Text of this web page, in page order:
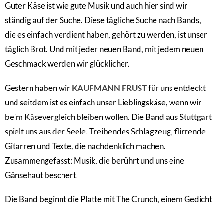
Guter Käse ist wie gute Musik und auch hier sind wir
ständig auf der Suche. Diese tägliche Suche nach Bands,
die es einfach verdient haben, gehört zu werden, ist unser
täglich Brot. Und mit jeder neuen Band, mit jedem neuen
Geschmack werden wir glücklicher.
Gestern haben wirKAUFMANN FRUSTfür uns entdeckt
und seitdem ist es einfach unser Lieblingskäse, wenn wir
beim Käsevergleich bleiben wollen. Die Band aus Stuttgart
spielt uns aus der Seele. Treibendes Schlagzeug, flirrende
Gitarren und Texte, die nachdenklich machen.
Zusammengefasst: Musik, die berührt und uns eine
Gänsehaut beschert.
Die Band beginnt die Platte mit The Crunch, einem Gedicht